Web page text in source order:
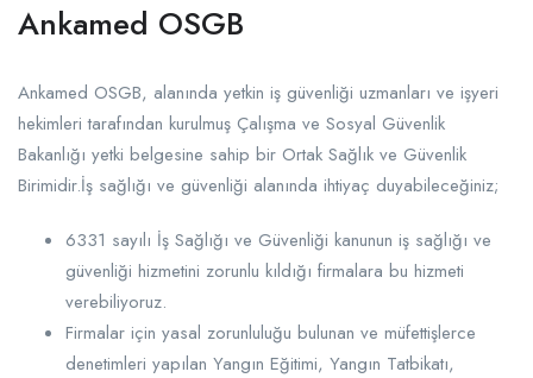
Ankamed OSGB
Ankamed OSGB, alanında yetkin iş güvenliği uzmanları ve işyeri
hekimleri tarafından kurulmuş Çalışma ve Sosyal Güvenlik
Bakanlığı yetki belgesine sahip bir Ortak Sağlık ve Güvenlik
Birimidir.İş sağlığı ve güvenliği alanında ihtiyaç duyabileceğiniz;
6331 sayılı İş Sağlığı ve Güvenliği kanunun iş sağlığı ve
güvenliği hizmetini zorunlu kıldığı firmalara bu hizmeti
verebiliyoruz.
Firmalar için yasal zorunluluğu bulunan ve müfettişlerce
denetimleri yapılan Yangın Eğitimi, Yangın Tatbikatı,